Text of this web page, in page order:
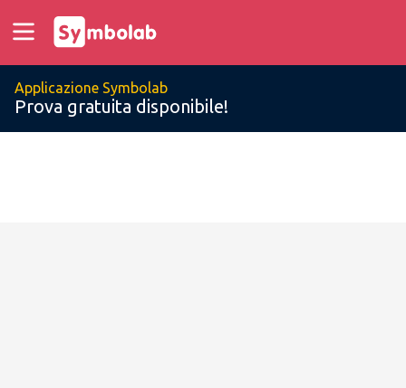
Applicazione Symbolab
Prova gratuita disponibile!